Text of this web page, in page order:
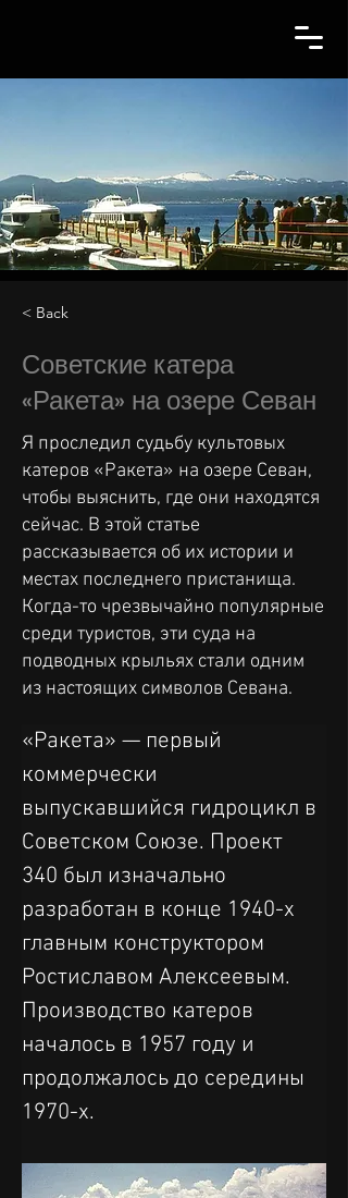
< Back
Советские катера
«Ракета» на озере Севан
Я проследил судьбу культовых
катеров «Ракета» на озере Севан,
чтобы выяснить, где они находятся
сейчас. В этой статье
рассказывается об их истории и
местах последнего пристанища.
Когда-то чрезвычайно популярные
среди туристов, эти суда на
подводных крыльях стали одним
из настоящих символов Севана.
«Ракета» — первый
коммерчески
выпускавшийся гидроцикл в
Советском Союзе. Проект
340 был изначально
разработан в конце 1940-х
главным конструктором
Ростиславом Алексеевым.
Производство катеров
началось в 1957 году и
продолжалось до середины
1970-х.